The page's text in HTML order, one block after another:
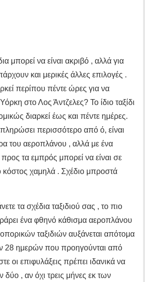
μπορεί να είναι ακριβό , αλλά για
και μερικές άλλες επιλογές .
περίπου πέντε ώρες για να
στο Λος Άντζελες? Το ίδιο ταξίδι
διαρκεί έως και πέντε ημέρες.
πληρώσει περισσότερο από ό, είναι
του αεροπλάνου , αλλά με ένα
τα εμπρός μπορεί να είναι σε
κόστος χαμηλά . Σχέδιο μπροστά
τα σχέδια ταξιδιού σας , το πιο
ένα φθηνό κάθισμα αεροπλάνου
ταξιδιών αυξάνεται απότομα
28 ημερών που προηγούνται από
οι επιφυλάξεις πρέπει ιδανικά να
δύο , αν όχι τρεις μήνες εκ των